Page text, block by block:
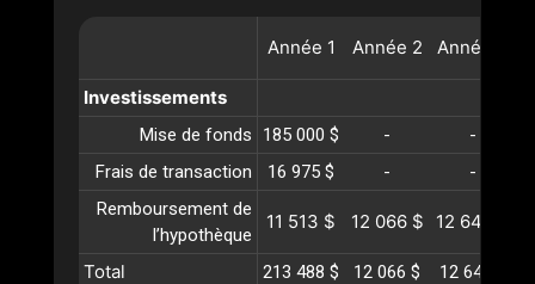
Année 1 Année 2 Année
Investissements
Mise de fonds 185 000 $ -
-
Frais de transaction
16 975 $ -
-
Remboursement de
l’hypothèque
11 513 $ 12 066 $ 12 646 $
Total 213 488 $ 12 066 $ 12 646 $